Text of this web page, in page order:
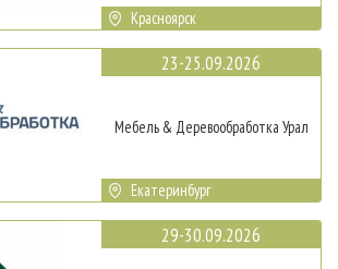
Красноярск
23-25.09.2026
Мебель & Деревообработка Урал
Екатеринбург
29-30.09.2026